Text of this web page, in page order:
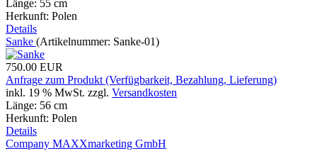
Länge: 55 cm
Herkunft: Polen
Details
Sanke (Artikelnummer: Sanke-01)
750.00 EUR
Anfrage zum Produkt (Verfügbarkeit, Bezahlung, Lieferung)
inkl. 19 % MwSt. zzgl. Versandkosten
Länge: 56 cm
Herkunft: Polen
Details
Company MAXXmarketing GmbH